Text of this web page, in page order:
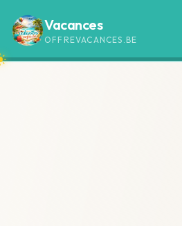
Vacances
OFFREVACANCES.BE